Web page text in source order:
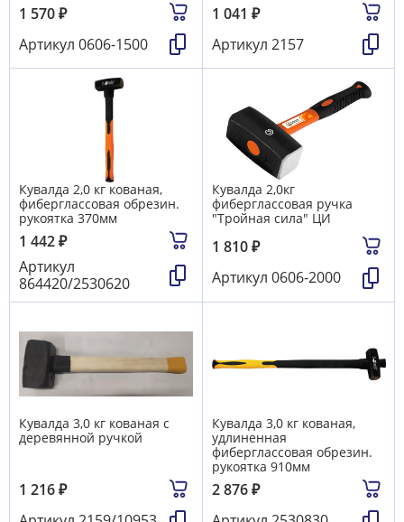
1 570₽
Артикул 0606-1500
1 041 ₽
Артикул 2157
Кувалда 2,0 кг кованая,
фиберглассовая обрезин.
рукоятка 370мм
1 442₽
Артикул
864420/2530620
Кувалда 2,0кг
фиберглассовая ручка
"Тройная сила" ЦИ
1 810₽
Артикул 0606-2000
Кувалда 3,0 кг кованая с
деревянной ручкой
1 216₽
Кувалда 3,0 кг кованая,
удлиненная
фиберглассовая обрезин.
рукоятка 910мм
2 876₽